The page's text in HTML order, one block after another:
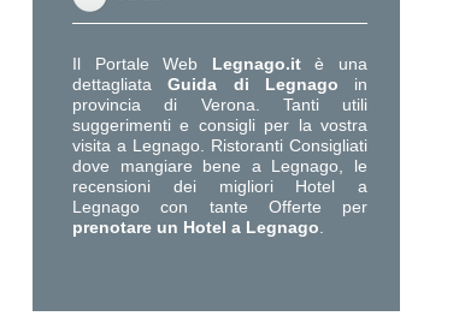
Il Portale Web Legnago.itè una
dettagliataGuida di Legnago in
provincia di Verona. Tanti utili
suggerimenti e consigli per la vostra
visita a Legnago. Ristoranti Consigliati
dove mangiare bene a Legnago, le
recensioni dei migliori Hotel a
Legnago con tante Offerte per
prenotare un Hotel a Legnago